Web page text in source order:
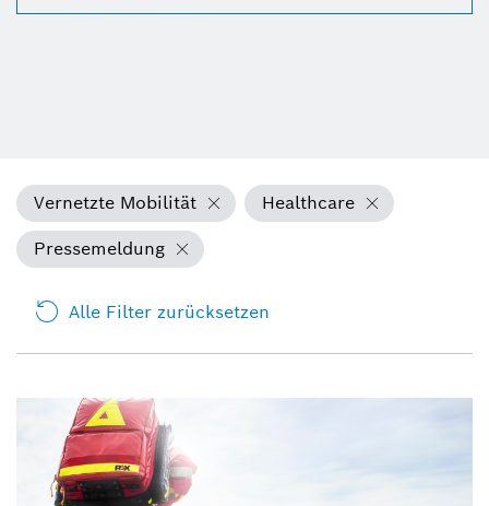
Vernetzte Mobilität
Healthcare
Pressemeldung
Alle Filter zurücksetzen